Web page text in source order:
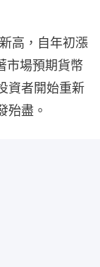
高，自年初漲
市場預期貨幣
資者開始重新
殆盡。